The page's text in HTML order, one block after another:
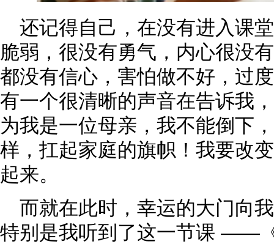
还记得自己，在没有进入课
脆弱，很没有勇气，内心很没
都没有信心，害怕做不好，过
有一个很清晰的声音在告诉我
为我是一位母亲，我不能倒下
样，扛起家庭的旗帜！我要改
起来。
而就在此时，幸运的大门向
特别是我听到了这一节课 ——